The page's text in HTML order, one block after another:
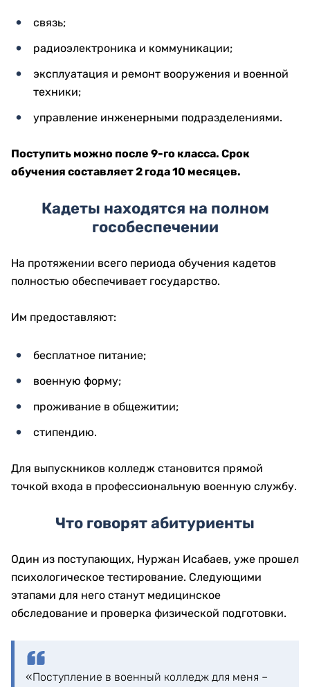
связь;
радиоэлектроника и коммуникации;
эксплуатация и ремонт вооружения и военной
техники;
управление инженерными подразделениями.
Поступить можно после 9-го класса. Срок
обучения составляет 2 года 10 месяцев.
Кадеты находятся на полном
гособеспечении
На протяжении всего периода обучения кадетов
полностью обеспечивает государство.
Им предоставляют:
бесплатное питание;
военную форму;
проживание в общежитии;
стипендию.
Для выпускников колледж становится прямой
точкой входа в профессиональную военную службу.
Что говорят абитуриенты
Один из поступающих, Нуржан Исабаев, уже прошел
психологическое тестирование. Следующими
этапами для него станут медицинское
обследование и проверка физической подготовки.
«Поступление в военный колледж для меня –